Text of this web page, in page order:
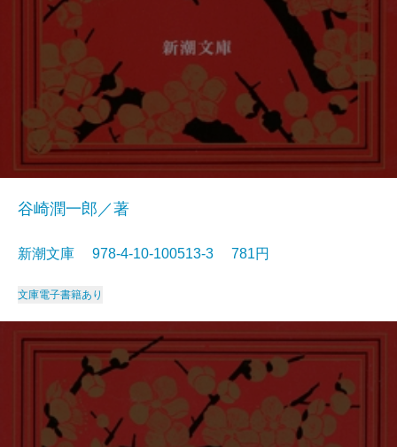
谷崎潤一郎／著
新潮文庫 978-4-10-100513-3 781円
文庫電子書籍あり